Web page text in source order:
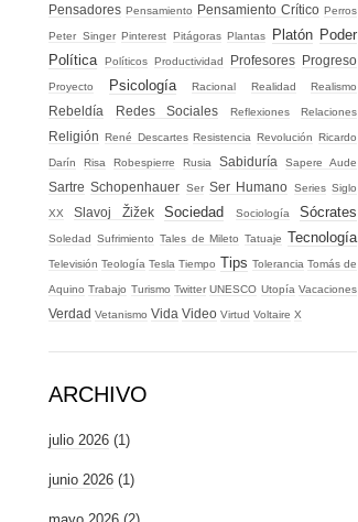
Pensadores Pensamiento Pensamiento Crítico Perros
Peter Singer Pinterest Pitágoras Plantas Platón Poder
Política
Políticos Productividad Profesores Progreso
Proyecto Psicología Racional Realidad Realismo
Rebeldía Redes Sociales Reflexiones Relaciones
Religión René Descartes Resistencia Revolución Ricardo
Darín Risa Robespierre Rusia Sabiduría Sapere Aude
Sartre Schopenhauer Ser Ser Humano Series Siglo
XX Slavoj Žižek Sociedad Sociología Sócrates
Soledad Sufrimiento Tales de Mileto Tatuaje Tecnología
Televisión Teología Tesla Tiempo Tips Tolerancia Tomás de
Aquino Trabajo Turismo Twitter UNESCO Utopía Vacaciones
Verdad Vetanismo Vida Video Virtud Voltaire X
ARCHIVO
julio 2026 (1)
junio 2026 (1)